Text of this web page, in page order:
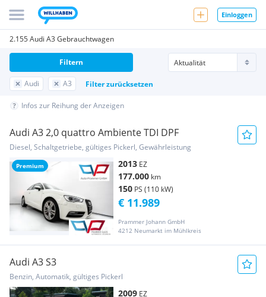
Einloggen
2.155 Audi A3 Gebrauchtwagen
Audi A3 Filter zurücksetzen
Filtern
Infos zur Reihung der Anzeigen
Premium
Audi A3 2,0 quattro Ambiente TDI DPF
Diesel, Schaltgetriebe, gültiges Pickerl, Gewährleistung
2013 EZ
177.000 km
150 PS (110 kW)
Prammer Johann GmbH
4212 Neumarkt im Mühlkreis
€ 11.989
Audi A3 S3
Benzin, Automatik, gültiges Pickerl
2009 EZ